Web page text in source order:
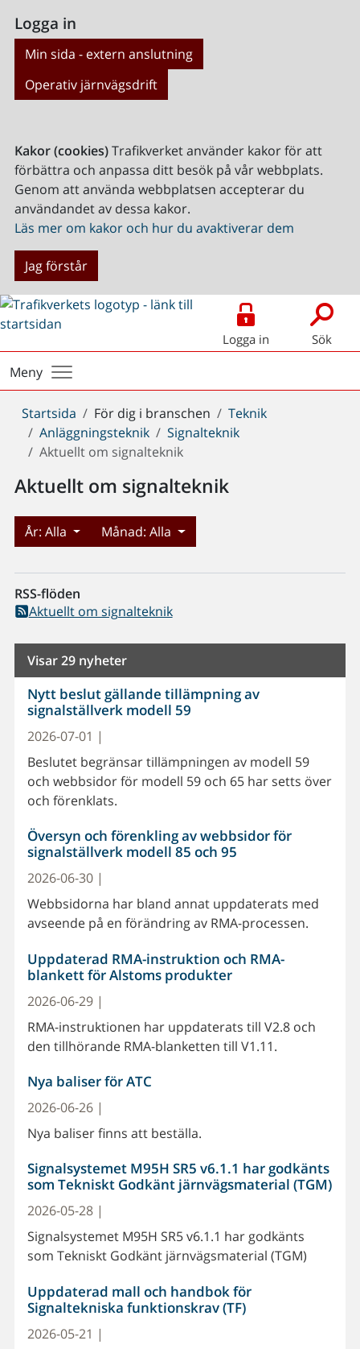
Logga in
Min sida - extern anslutning
Operativ järnvägsdrift
Kakor (cookies)Trafikverket använder kakor för att
förbättra och anpassa ditt besök på vår webbplats.
Genom att använda webbplatsen accepterar du
användandet av dessa kakor.
Läs mer om kakor och hur du avaktiverar dem
Jag förstår
Logga in Sök
Meny
Du
är
här:
Startsida För dig i branschen
Teknik
Anläggningsteknik
Signalteknik
Aktuellt om signalteknik
Aktuellt om signalteknik
År: Alla Månad:Alla
RSS-flöden
Aktuellt om signalteknik
Visar 29 nyheter
Nytt beslut gällande tillämpning av
signalställverk modell 59
2026-07-01 |
Beslutet begränsar tillämpningen av modell 59
och webbsidor för modell 59 och 65 har setts över
och förenklats.
Översyn och förenkling av webbsidor för
signalställverk modell 85 och 95
2026-06-30 |
Webbsidorna har bland annat uppdaterats med
avseende på en förändring av RMA-processen.
Uppdaterad RMA-instruktion och RMA-
blankett för Alstoms produkter
2026-06-29 |
RMA-instruktionen har uppdaterats till V2.8 och
den tillhörande RMA-blanketten till V1.11.
Nya baliser för ATC
2026-06-26 |
Nya baliser finns att beställa.
Signalsystemet M95H SR5 v6.1.1 har godkänts
som Tekniskt Godkänt järnvägsmaterial (TGM)
2026-05-28 |
Signalsystemet M95H SR5 v6.1.1 har godkänts
som Tekniskt Godkänt järnvägsmaterial (TGM)
Uppdaterad mall och handbok för
Signaltekniska funktionskrav (TF)
2026-05-21 |